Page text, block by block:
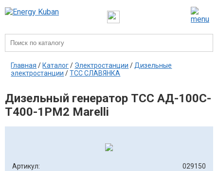
Главная / Каталог/ Электростанции / Дизельные
электростанции /ТСС СЛАВЯНКА
Дизельный генератор ТСС АД-100С-
Т400-1РМ2 Marelli
Артикул:
029150